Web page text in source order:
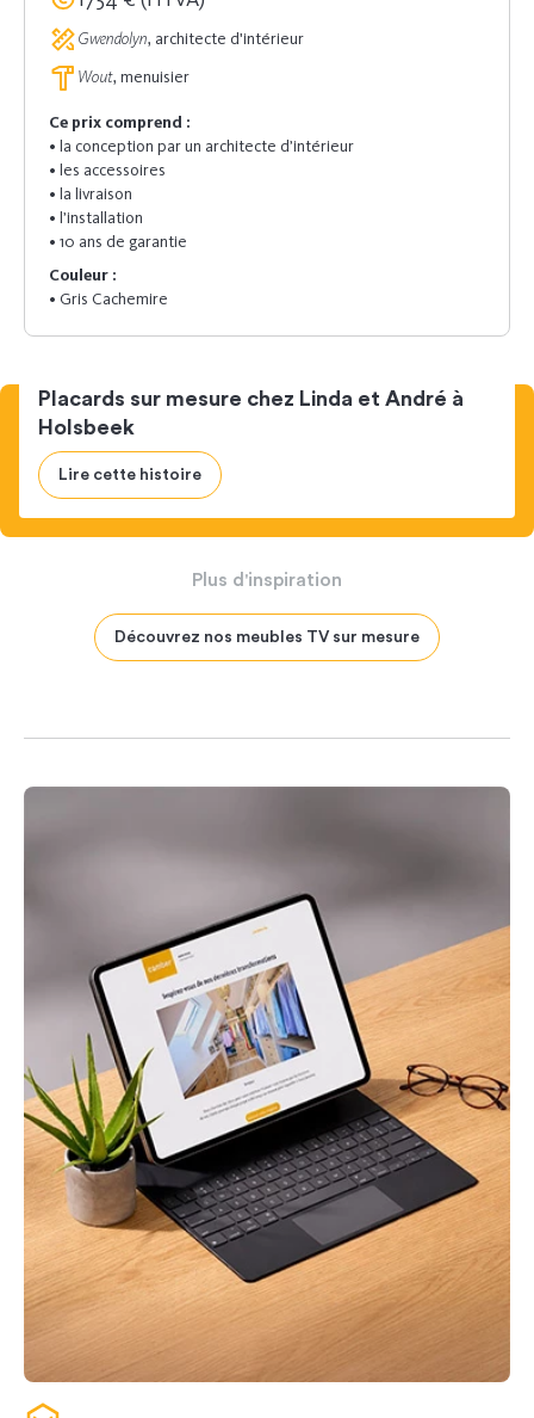
Gwendolyn, architecte d'intérieur
Wout, menuisier
Ce prix comprend :
• la conception par un architecte d’intérieur
• les accessoires
• la livraison
• l’installation
• 10 ans de garantie
Couleur :
• Gris Cachemire
Placards sur mesure chez Linda et André à
Holsbeek
Lire cette histoire
Plus d'inspiration
Découvrez nos meubles TV sur mesure